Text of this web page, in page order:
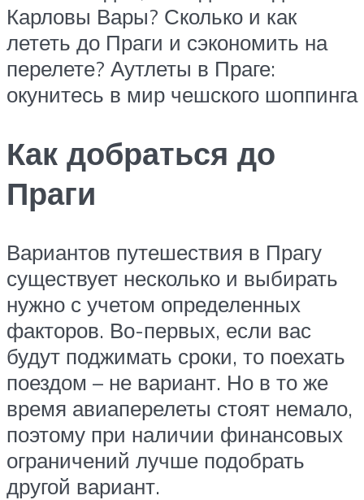
Карловы Вары? Сколько и как
лететь до Праги и сэкономить на
перелете? Аутлеты в Праге:
окунитесь в мир чешского шоппинга
Как добраться до
Праги
Вариантов путешествия в Прагу
существует несколько и выбирать
нужно с учетом определенных
факторов. Во-первых, если вас
будут поджимать сроки, то поехать
поездом – не вариант. Но в то же
время авиаперелеты стоят немало,
поэтому при наличии финансовых
ограничений лучше подобрать
другой вариант.